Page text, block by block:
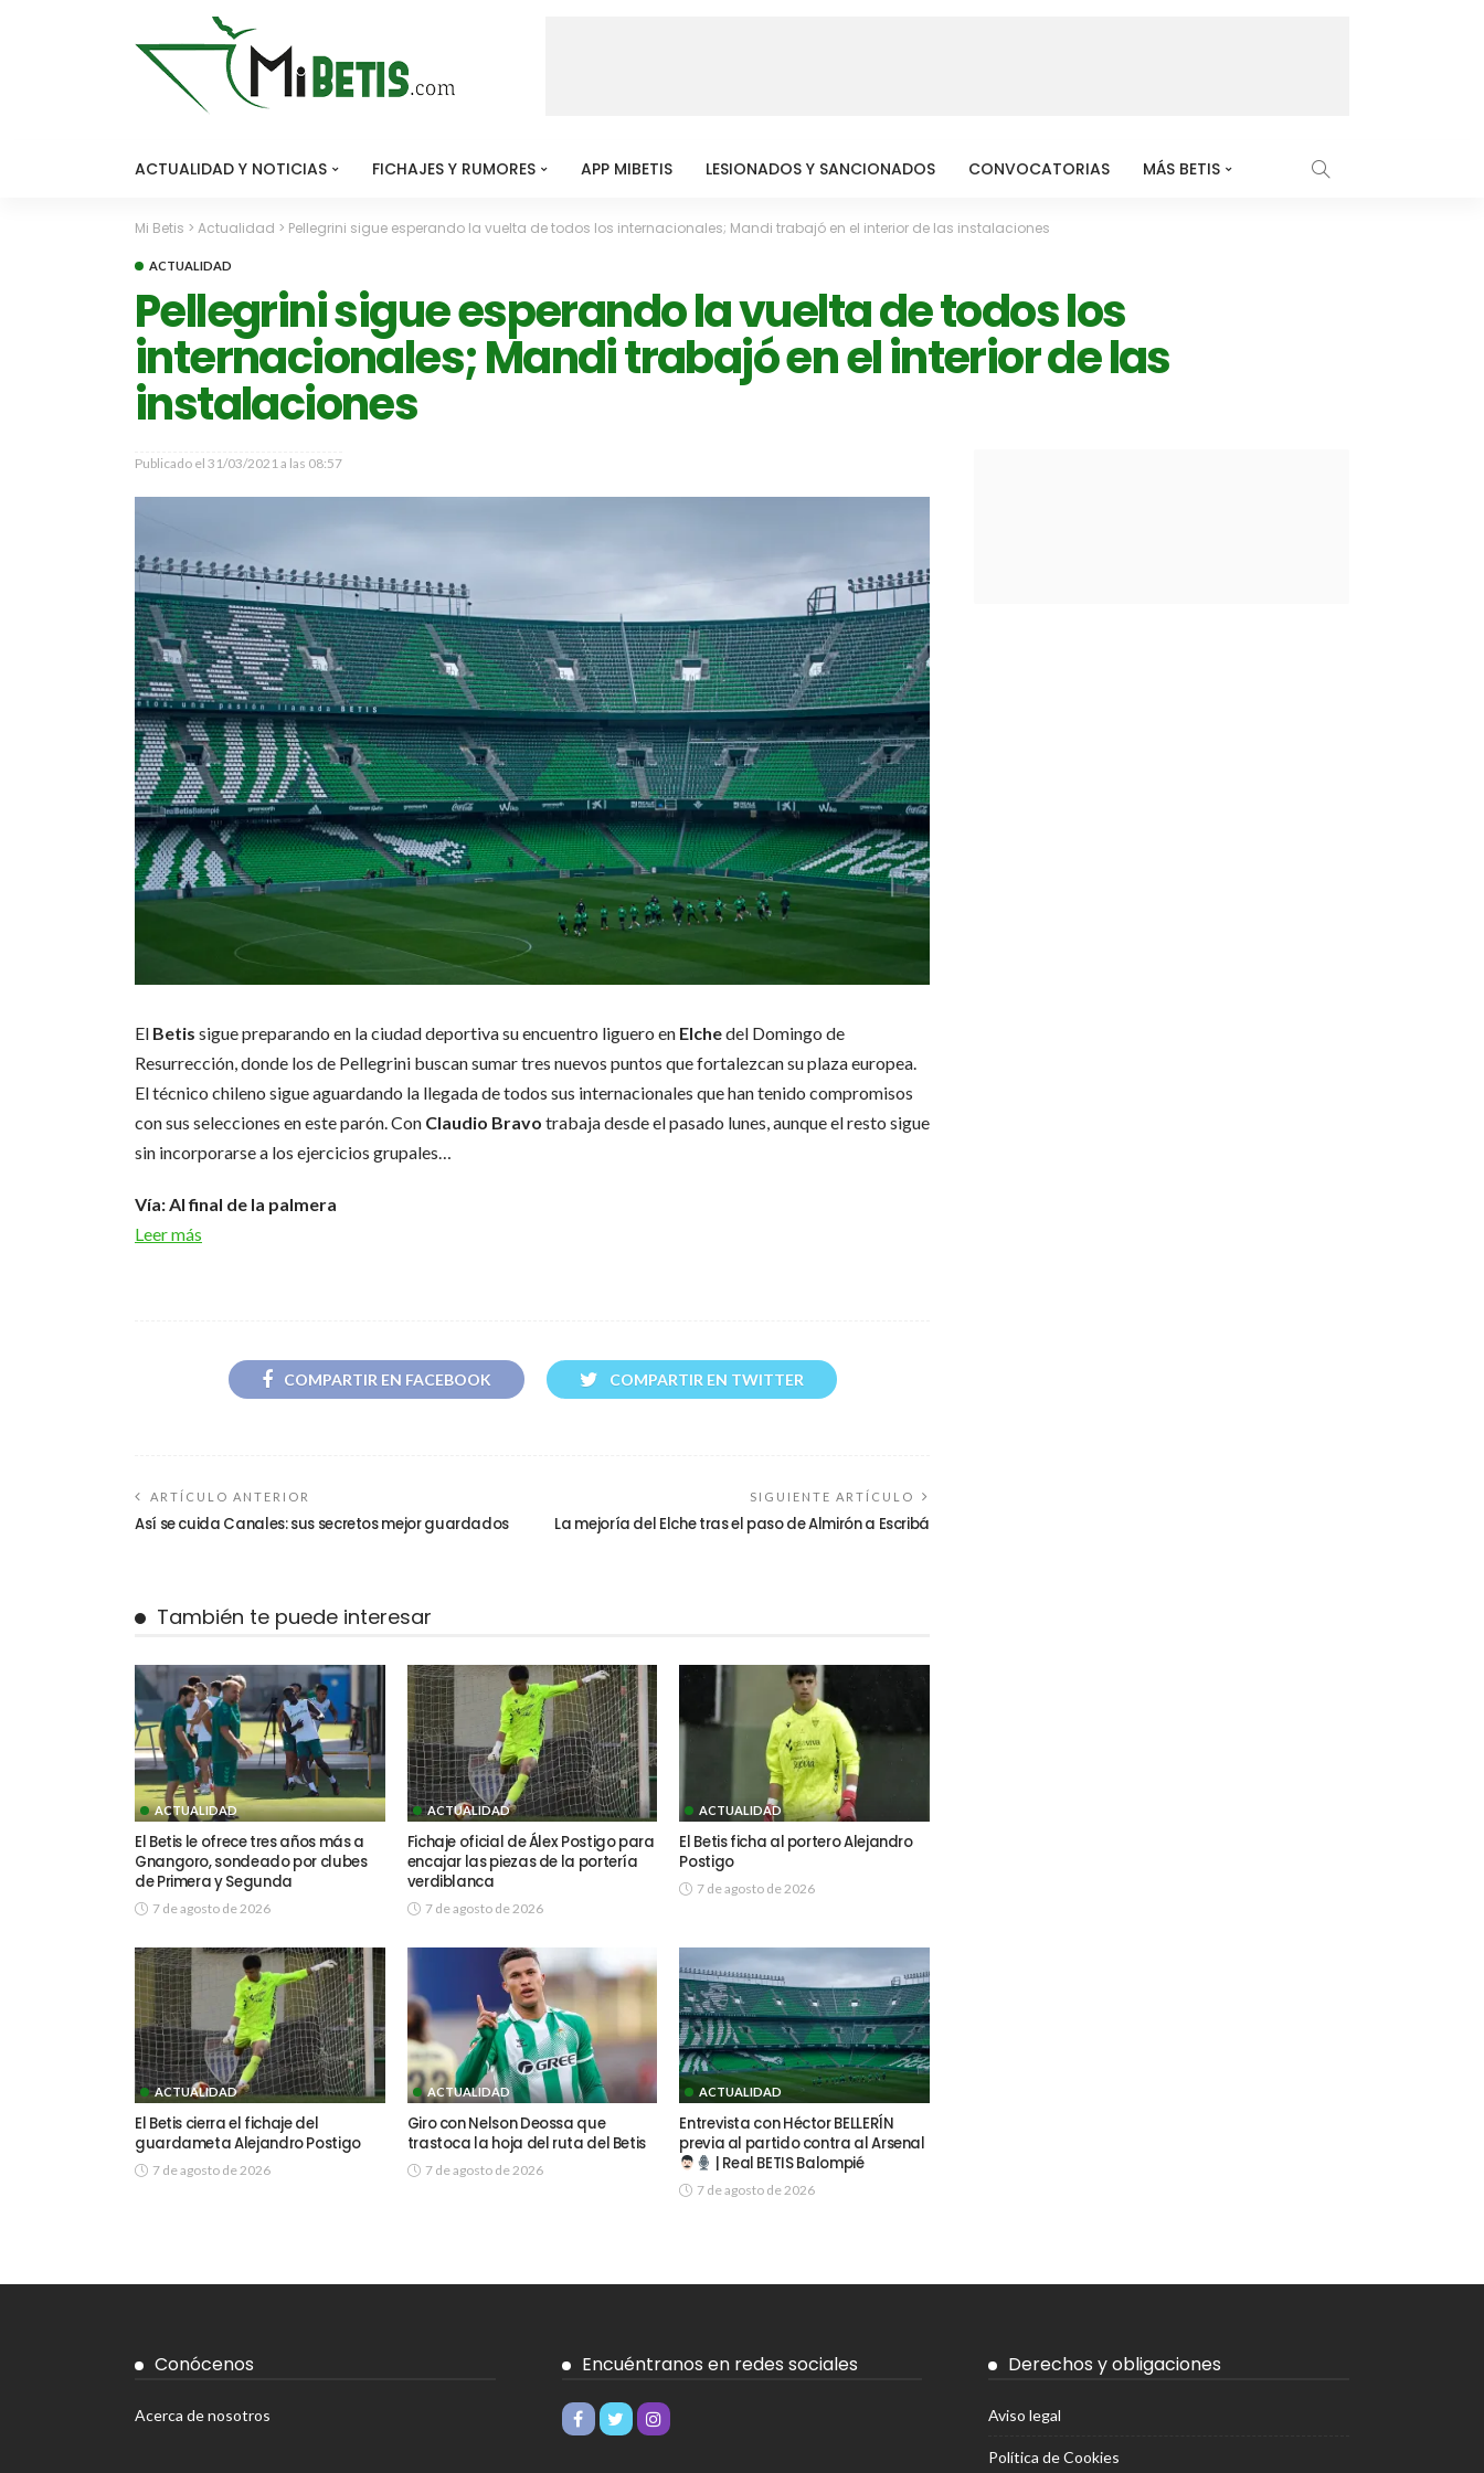
ACTUALIDAD Y NOTICIAS FICHAJES Y RUMORES APP MIBETIS LESIONADOS Y SANCIONADOS CONVOCATORIAS MÁS BETIS
Mi Betis > Actualidad > Pellegrini sigue esperando la vuelta de todos los internacionales; Mandi trabajó en el interior de las instalaciones
ACTUALIDAD
Pellegrini sigue esperando la vuelta de todos los
internacionales; Mandi trabajó en el interior de las
instalaciones
Publicado el 31/03/2021 a las 08:57
El Betis sigue preparando en la ciudad deportiva su encuentro liguero en Elchedel Domingo de
Resurrección, donde los de Pellegrini buscan sumar tres nuevos puntos que fortalezcan su plaza europea.
El técnico chileno sigue aguardando la llegada de todos sus internacionales que han tenido compromisos
con sus selecciones en este parón. Con Claudio Bravo trabaja desde el pasado lunes, aunque el resto sigue
sin incorporarse a los ejercicios grupales…
Vía: Al final de la palmera
Leer más
COMPARTIR EN FACEBOOK COMPARTIR EN TWITTER
ARTÍCULO ANTERIOR
Así se cuida Canales: sus secretos mejor guardados
SIGUIENTE ARTÍCULO
La mejoría del Elche tras el paso de Almirón a Escribá
También te puede interesar
ACTUALIDAD
El Betis le ofrece tres años más a
Gnangoro, sondeado por clubes
de Primera y Segunda
7 de agosto de 2026
ACTUALIDAD
Fichaje oficial de Álex Postigo para
encajar las piezas de la portería
verdiblanca
7 de agosto de 2026
ACTUALIDAD
El Betis ficha al portero Alejandro
Postigo
7 de agosto de 2026
ACTUALIDAD
El Betis cierra el fichaje del
guardameta Alejandro Postigo
7 de agosto de 2026
ACTUALIDAD
Giro con Nelson Deossa que
trastoca la hoja del ruta del Betis
7 de agosto de 2026
ACTUALIDAD
Entrevista con Héctor BELLERÍN
previa al partido contra al Arsenal
| Real BETIS Balompié
7 de agosto de 2026
Conócenos
Acerca de nosotros
Encuéntranos en redes sociales Derechos y obligaciones
Aviso legal
Política de Cookies